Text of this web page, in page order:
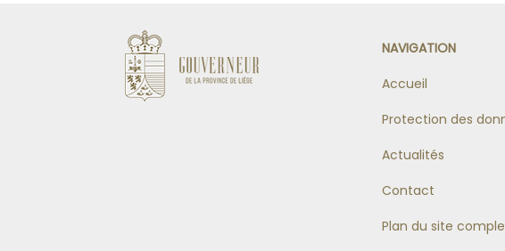
NAVIGATION
Accueil
Protection des
Actualités
Contact
Plan du site